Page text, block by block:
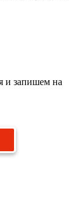
и запишем на